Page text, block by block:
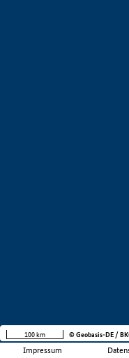
Impressum
100 km © Geobasis-DE /